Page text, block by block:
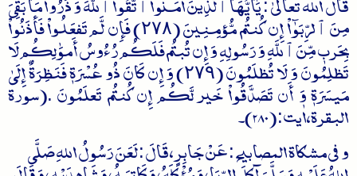
مِنَ ٱلرِّبَوٰٓاْ إِن كُنتُم مُّؤمِنِينَ (٢٧٨) فَإِن لَّم تَفعَلُواْ فَأذَنُواْ
بِحَربٖ مِّنَ ٱللَّهِ وَ رَسُولِهِ وَ إِن تُبتُم فَلَكُم رُءُوسُ أَموَٰلِكُم لَا
تَظلِمُونَ وَ لَا تُظلَمُونَ (٢٧٩) وَ إِن كَانَ ذُو عُسۡرَةٖ فَنَظِرَةٌ إِلَىٰ
مَيسَرَةٖ وَ أَن تَصَدَّقُواْ خَير لَّكُم إِن كُنتُم تَعلَمُونَ .(سورۃ
البقرۃ،اٰیت: (280)۔
و فی مشکاۃ المصابیح : عَنْ جَابِرٍ ، قَالَ : لَعَنَ رَسُولُ اللهِ صَلَّى